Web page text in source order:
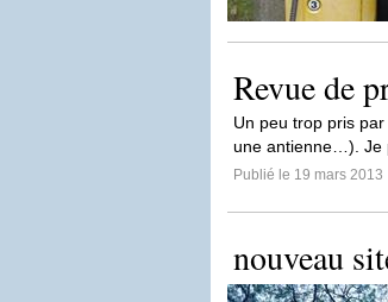
Revue de
Un peu trop pris
une antienne…). Je
Publié le 19 mars 2013
nouveau